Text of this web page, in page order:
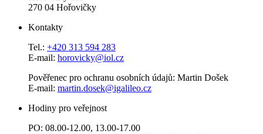
270 04 Hořovičky
Kontakty
Tel.: +420 313 594 283
E-mail: horovicky@iol.cz
Pověřenec pro ochranu osobních údajů: Martin Došek
E-mail: martin.dosek@igalileo.cz
Hodiny pro veřejnost
PO: 08.00-12.00, 13.00-17.00